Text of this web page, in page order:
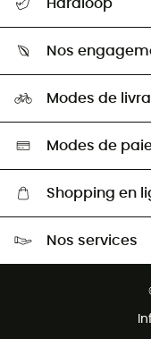
Retour & remboursement
Guide des tailles
Seconde Main
Aide & Contact
Hardloop
HardGuides
Nos
Sélection éco-
Modes de
Modes de
Shopping en
Nos services